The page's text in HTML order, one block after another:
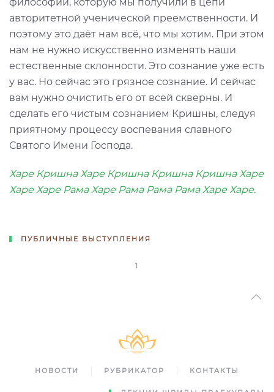
авторитетной ученической преемственности. И
поэтому это даёт нам всё, что мы хотим. При этом
нам не нужно искусственно изменять наши
естественные склонности. Это сознание уже есть
у вас. Но сейчас это грязное сознание. И сейчас
вам нужно очистить его от всей скверны. И
сделать его чистым сознанием Кришны, следуя
приятному процессу воспевания славного
Святого Имени Господа.
Харе Кришна Харе Кришна Кришна Кришна Харе
Харе Харе Рама Харе Рама Рама Рама Харе Харе.
ПУБЛИЧНЫЕ ВЫСТУПЛЕНИЯ
1
НОВОСТИ РУБРИКАТОР КОНТАКТЫ